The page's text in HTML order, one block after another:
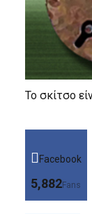
Το σκίτσο
Facebook
5,882Fans